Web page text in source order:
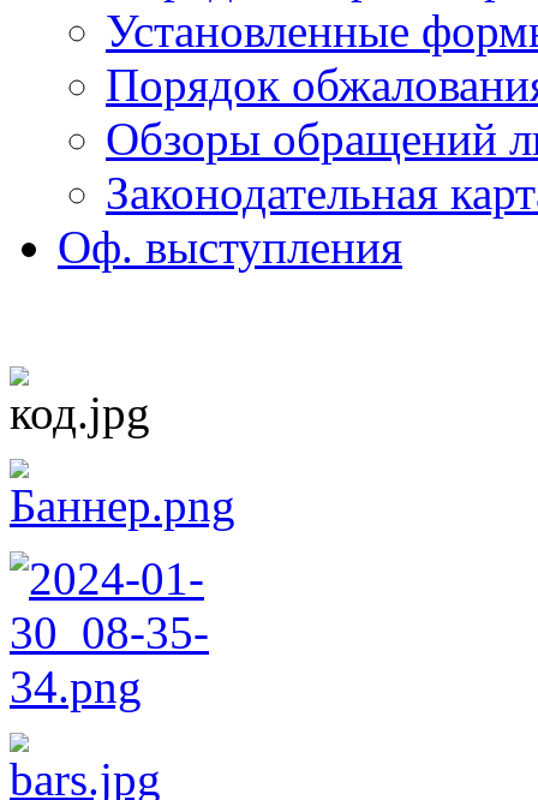
Установленные
Порядок
Обзоры обращений
Законодательная
Оф. выступления